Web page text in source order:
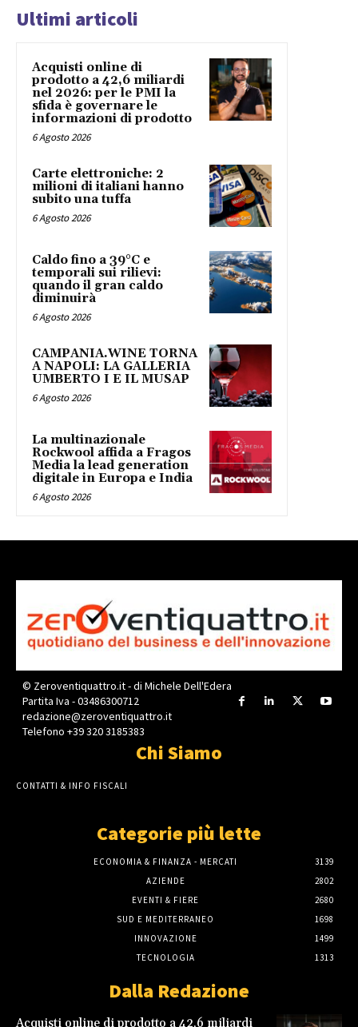
Ultimi articoli
Acquisti online di
prodotto a 42,6 miliardi
nel 2026: per le PMI la
sfida è governare le
informazioni di prodotto
6 Agosto 2026
Carte elettroniche: 2
milioni di italiani hanno
subito una tuffa
6 Agosto 2026
Caldo fino a 39°C e
temporali sui rilievi:
quando il gran caldo
diminuirà
6 Agosto 2026
CAMPANIA.WINE TORNA
A NAPOLI: LA GALLERIA
UMBERTO I E IL MUSAP
6 Agosto 2026
La multinazionale
Rockwool affida a Fragos
Media la lead generation
digitale in Europa e India
6 Agosto 2026
© Zeroventiquattro.it - di Michele Dell'Edera
Partita Iva - 03486300712
redazione@zeroventiquattro.it
Telefono +39 320 3185383
Chi Siamo
CONTATTI & INFO FISCALI
Categorie più lette
ECONOMIA & FINANZA - MERCATI
3139
AZIENDE
2802
EVENTI & FIERE
2680
SUD E MEDITERRANEO
1698
INNOVAZIONE
1499
TECNOLOGIA
1313
Dalla Redazione
Acquisti online di prodotto a 42,6 miliardi